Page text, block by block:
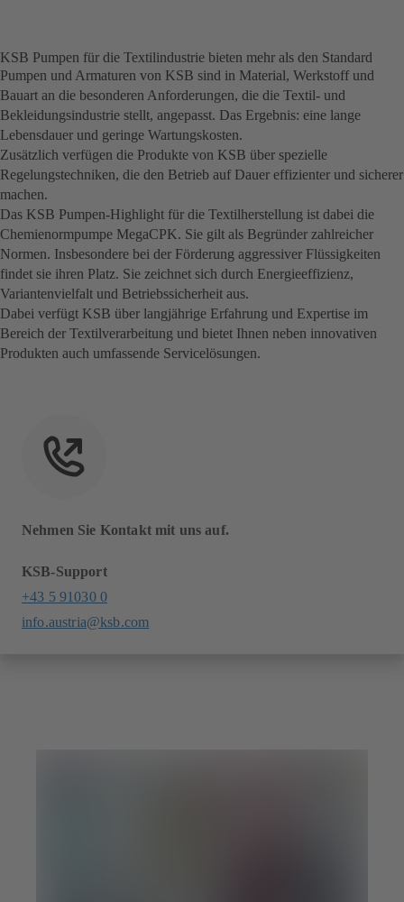
KSB Pumpen für die Textilindustrie bieten mehr als den Standard
Pumpen und Armaturen von KSB sind in Material, Werkstoff und
Bauart an die besonderen Anforderungen, die die Textil- und
Bekleidungsindustrie stellt, angepasst. Das Ergebnis: eine lange
Lebensdauer und geringe Wartungskosten.
Zusätzlich verfügen die Produkte von KSB über spezielle
Regelungstechniken, die den Betrieb auf Dauer effizienter und sicherer
machen.
Das KSB Pumpen-Highlight für die Textilherstellung ist dabei die
Chemienormpumpe MegaCPK. Sie gilt als Begründer zahlreicher
Normen. Insbesondere bei der Förderung aggressiver Flüssigkeiten
findet sie ihren Platz. Sie zeichnet sich durch Energieeffizienz,
Variantenvielfalt und Betriebssicherheit aus.
Dabei verfügt KSB über langjährige Erfahrung und Expertise im
Bereich der Textilverarbeitung und bietet Ihnen neben innovativen
Produkten auch umfassende Servicelösungen.
Nehmen Sie Kontakt mit uns auf.
KSB-Support
+43 5 91030 0
info.austria@ksb.com